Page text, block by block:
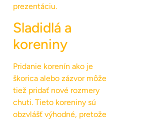
prezentáciu.
Sladidlá a
koreniny
Pridanie korenín ako je
škorica alebo zázvor môže
tiež pridať nové rozmery
chuti. Tieto koreniny sú
obzvlášť výhodné, pretože